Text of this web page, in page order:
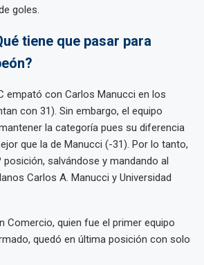
goles.
tiene que pasar para
empató con Carlos Manucci en los
con 31). Sin embargo, el equipo
la categoría pues su diferencia
que la de Manucci (-31). Por lo tanto,
posición, salvándose y mandando al
Carlos A. Manucci y Universidad
Comercio, quien fue el primer equipo
quedó en última posición con solo